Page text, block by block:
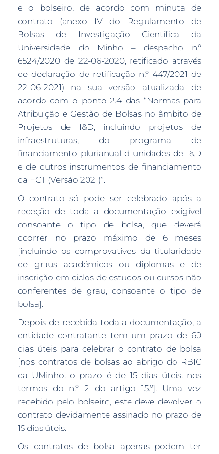
e o bolseiro, de acordo com minuta de
contrato (anexo IV do Regulamento de
Bolsas de Investigação Científica da
Universidade do Minho – despacho n.º
6524/2020 de 22-06-2020, retificado através
de declaração de retificação n.º 447/2021 de
22-06-2021) na sua versão atualizada de
acordo com o ponto 2.4 das “Normas para
Atribuição e Gestão de Bolsas no âmbito de
Projetos de I&D, incluindo projetos de
infraestruturas, do programa de
financiamento plurianual d unidades de I&D
e de outros instrumentos de financiamento
da FCT (Versão 2021)”.
O contrato só pode ser celebrado após a
receção de toda a documentação exigível
consoante o tipo de bolsa, que deverá
ocorrer no prazo máximo de 6 meses
[incluindo os comprovativos da titularidade
de graus académicos ou diplomas e de
inscrição em ciclos de estudos ou cursos não
conferentes de grau, consoante o tipo de
bolsa].
Depois de recebida toda a documentação, a
entidade contratante tem um prazo de 60
dias úteis para celebrar o contrato de bolsa
[nos contratos de bolsas ao abrigo do RBIC
da UMinho, o prazo é de 15 dias úteis, nos
termos do n.º 2 do artigo 15.º]. Uma vez
recebido pelo bolseiro, este deve devolver o
contrato devidamente assinado no prazo de
15 dias úteis.
Os contratos de bolsa apenas podem ter